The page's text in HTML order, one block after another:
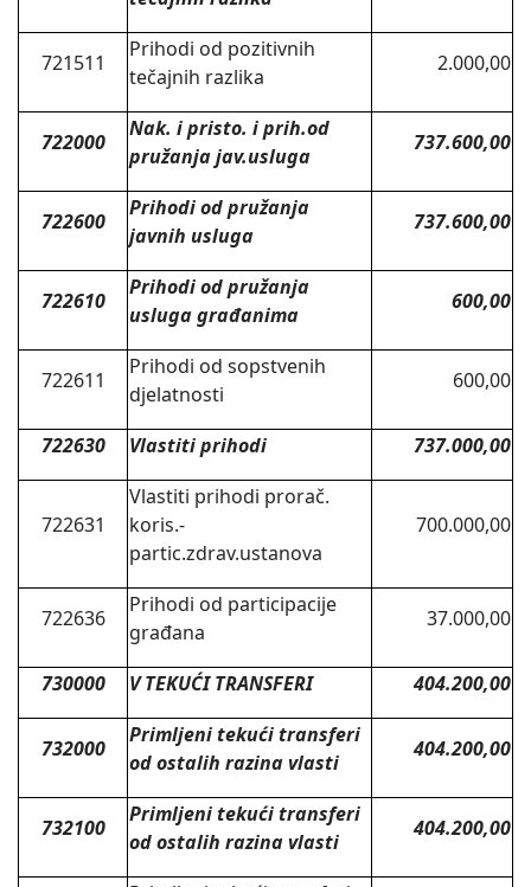
721511
Prihodi od pozitivnih
tečajnih razlika
2.000,00
722000
Nak. i pristo. i prih.od
pružanja jav.usluga
737.600,00
722600
Prihodi od pružanja
javnih usluga
737.600,00
722610
Prihodi od pružanja
usluga građanima
600,00
722611
Prihodi od sopstvenih
djelatnosti
600,00
722630 Vlastiti prihodi 737.000,00
722631
Vlastiti prihodi prorač.
koris.-
partic.zdrav.ustanova
700.000,00
722636
Prihodi od participacije
građana
37.000,00
730000 V TEKUĆI TRANSFERI 404.200,00
732000
Primljenitekućitransferi
odostalih razinavlasti
404.200,00
732100
Primljenitekućitransferi
odostalih razinavlasti
404.200,00